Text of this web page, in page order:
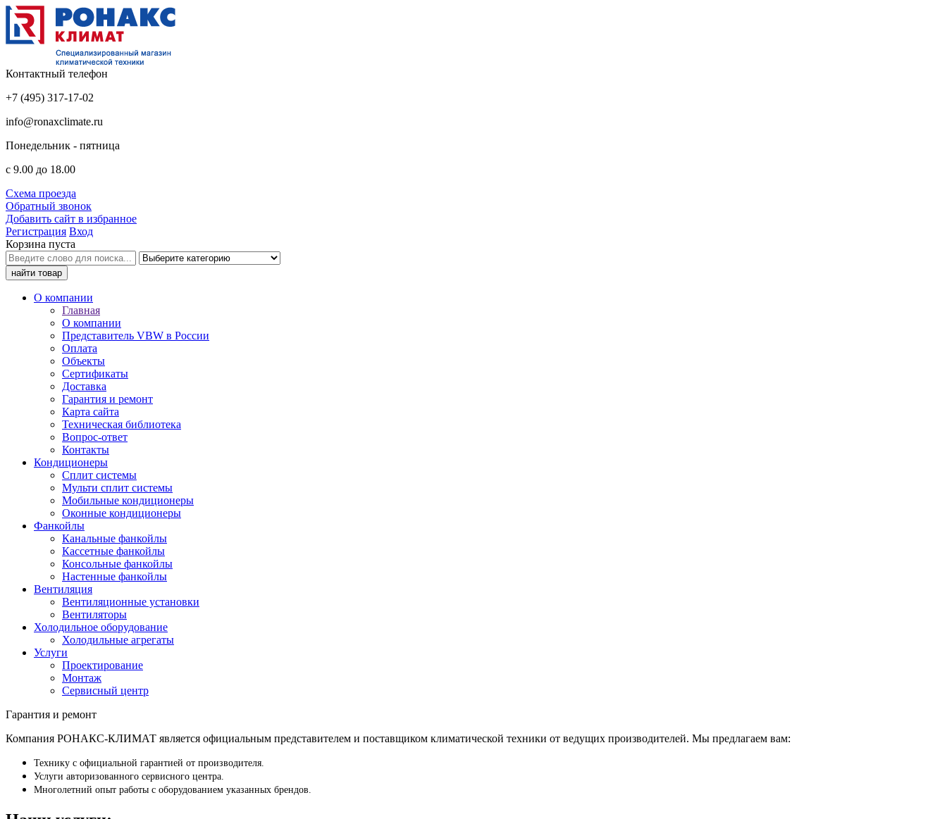
Контактный телефон
+7 (495) 317-17-02
info@ronaxclimate.ru
Понедельник - пятница
с 9.00 до 18.00
Схема проезда
Обратный звонок
Добавить сайт в избранное
Регистрация Вход
Корзина пуста
О компании
Главная
О компании
Представитель VBW в России
Оплата
Объекты
Сертификаты
Доставка
Гарантия и ремонт
Карта сайта
Техническая библиотека
Вопрос-ответ
Контакты
Кондиционеры
Сплит системы
Мульти сплит системы
Мобильные кондиционеры
Оконные кондиционеры
Фанкойлы
Канальные фанкойлы
Кассетные фанкойлы
Консольные фанкойлы
Настенные фанкойлы
Вентиляция
Вентиляционные установки
Вентиляторы
Холодильное оборудование
Холодильные агрегаты
Услуги
Проектирование
Монтаж
Сервисный центр
Гарантия и ремонт
Компания РОНАКС-КЛИМАТ является официальным представителем и поставщиком климатической техники от ведущих производителей. Мы предлагаем вам:
Технику с официальной гарантией от производителя.
Услуги авторизованного сервисного центра.
Многолетний опыт работы с оборудованием указанных брендов.